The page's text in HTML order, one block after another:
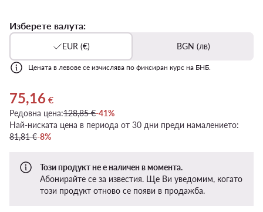
Изберете валута:
EUR (€) BGN (лв)
Цената в левове се изчислява по фиксиран курс на БНБ.
Актуална цена 75,16 €
75,16 €
Редовна цена:128,85 €-41%
Най-ниската цена в периода от 30 дни преди намалението:
81,81 €-8%
Този продукт не е наличен в момента.
Абонирайте се за известия. Ще Ви уведомим, когато
този продукт отново се появи в продажба.